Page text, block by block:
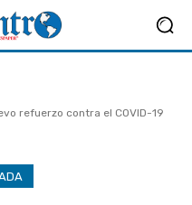
refuerzo contra el COVID-19